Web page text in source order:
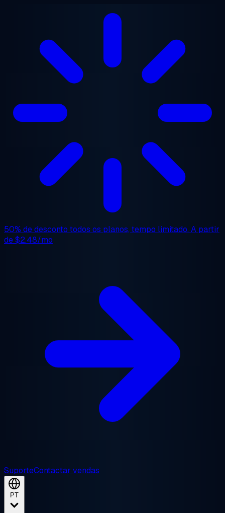
Saltar para o conteúdo principal
50% de desconto todos os planos, tempo limitado. A partir
de$2.48/mo
SuporteContactar vendas
PT